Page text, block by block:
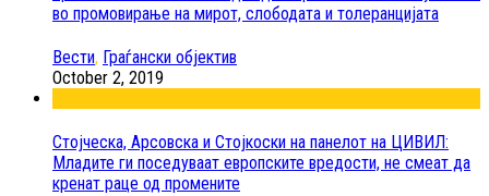
во промовирање на мирот, слободата и толеранцијата
Вести, Граѓански објектив
October 2, 2019
Стојческа, Арсовска и Стојкоски на панелот на ЦИВИЛ:
Младите ги поседуваат европските вредости, не смеат да
кренат раце од промените